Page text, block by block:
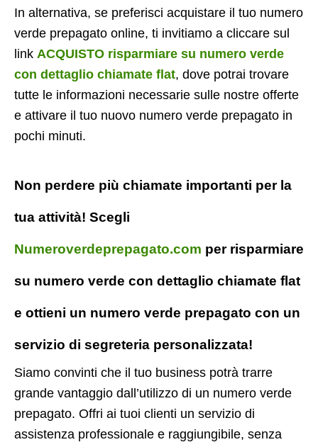
In alternativa, se preferisci acquistare il tuo numero
verde prepagato online, ti invitiamo a cliccare sul
link ACQUISTO risparmiare su numero verde
con dettaglio chiamate flat, dove potrai trovare
tutte le informazioni necessarie sulle nostre offerte
e attivare il tuo nuovo numero verde prepagato in
pochi minuti.
Non perdere più chiamate importanti per la
tua attività! Scegli
Numeroverdeprepagato.com per risparmiare
su numero verde con dettaglio chiamate flat
e ottieni un numero verde prepagato con un
servizio di segreteria personalizzata!
Siamo convinti che il tuo business potrà trarre
grande vantaggio dall’utilizzo di un numero verde
prepagato. Offri ai tuoi clienti un servizio di
assistenza professionale e raggiungibile, senza